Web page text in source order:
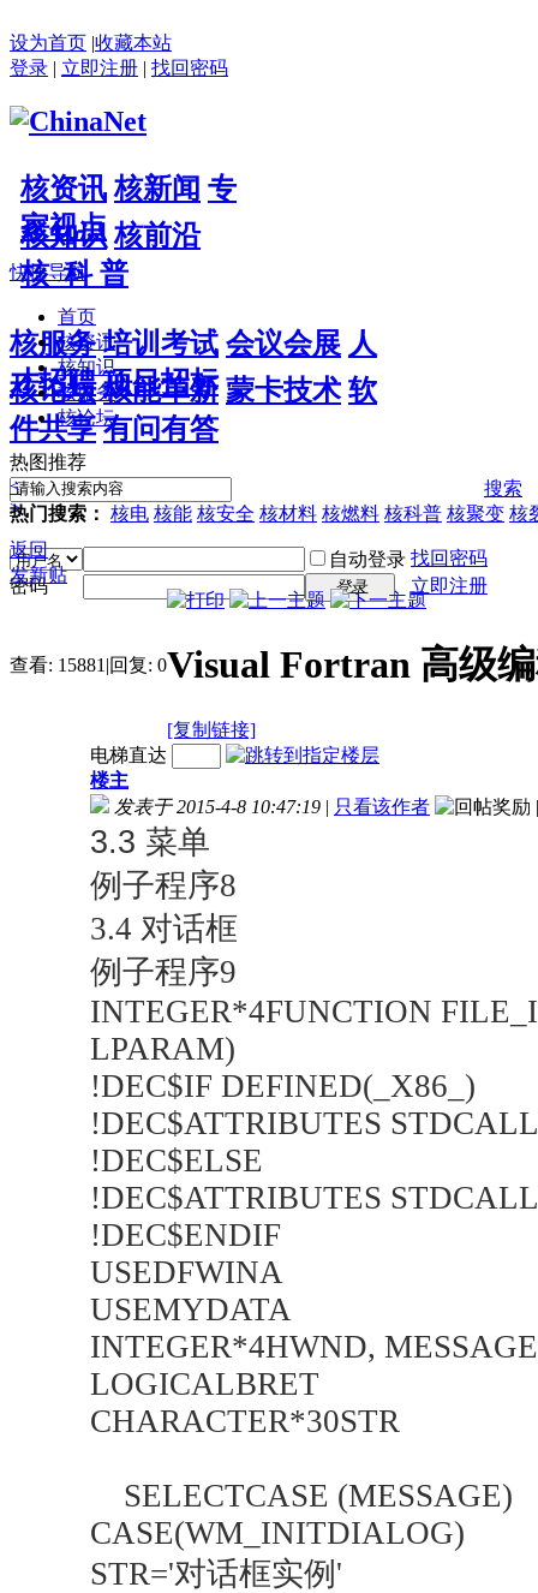
设为首页 |收藏本站
登录 | 立即注册 | 找回密码
核资讯 核新闻 专
家视点
核知识 核前沿
核 科 普
核服务 培训考试 会议会展 人
才招聘 项目招标
核论坛 核能革新 蒙卡技术 软
件共享 有问有答
搜索
热门搜索： 核电 核能 核安全 核材料 核燃料 核科普 核聚变 核
自动登录 找回密码
密码
登录 立即注册
快捷导航
首页
核资讯
核知识
核服务
核论坛
热图推荐
<
>
返回
发新贴
查看: 15881 |回复: 0Visual Fortran 高级
[复制链接]
电梯直达
楼主
发表于 2015-4-8 10:47:19 | 只看该作者 |
3.3 菜单
例子程序8
3.4 对话框
例子程序9
INTEGER*4FUNCTION
LPARAM)
!DEC$IF DEFINED(_X86_)
!DEC$ATTRIBUTES
!DEC$ELSE
!DEC$ATTRIBUTES
!DEC$ENDIF
USEDFWINA
USEMYDATA
INTEGER*4HWND,
LOGICALBRET
CHARACTER*30STR
SELECTCASE (MESSAGE)
CASE(WM_INITDIALOG)
STR='对话框实例'